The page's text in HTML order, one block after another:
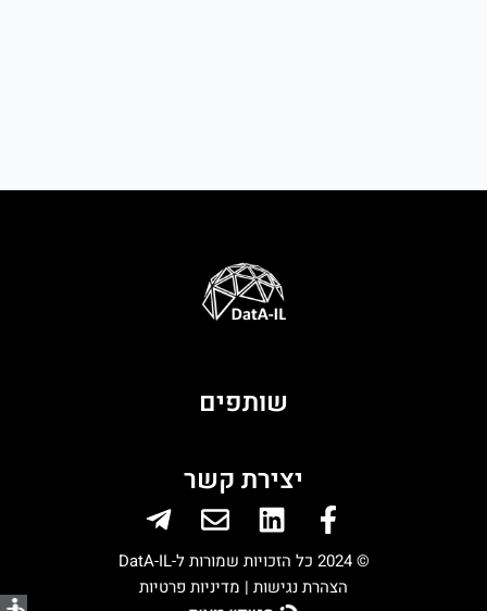
שותפים
יצירת קשר
Facebook-
f
Linkedin
Envelope
Telegram-
plane
© 2024 כל הזכויות שמורות ל-DatA-IL
הצהרת נגישות | מדיניות פרטיות